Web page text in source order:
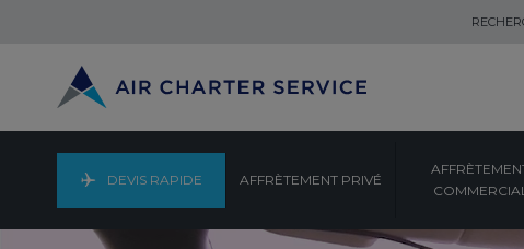
DEVIS RAPIDE AFFRÈTEMENT PRIVÉ